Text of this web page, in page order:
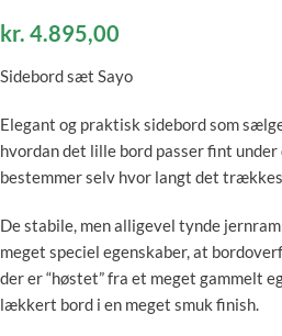
kr. 4.895,00
Sidebord sæt Sayo
Elegant og praktisk sidebord som
hvordan det lille bord passer fint
bestemmer selv hvor langt det
De stabile, men alligevel tynde
meget speciel egenskaber, at
der er “høstet” fra et meget gammelt
lækkert bord i en meget smuk finish.